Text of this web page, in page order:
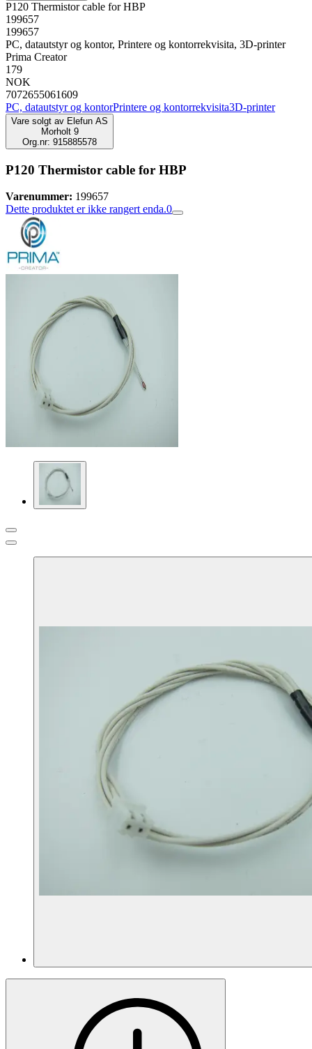
P120 Thermistor cable for HBP
199657
199657
PC, datautstyr og kontor, Printere og kontorrekvisita, 3D-printer
Prima Creator
179
NOK
7072655061609
PC, datautstyr og kontorPrintere og kontorrekvisita3D-printer
Vare solgt av Elefun AS
Morholt 9
Org.nr: 915885578
P120 Thermistor cable for HBP
Varenummer: 199657
Dette produktet er ikke rangert enda.0